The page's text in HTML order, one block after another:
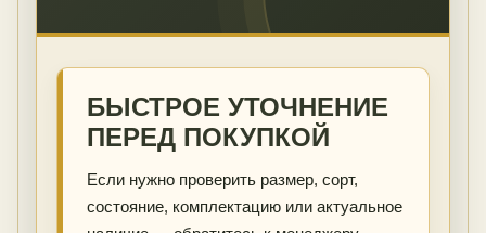
БЫСТРОЕ УТОЧНЕНИЕ
ПЕРЕД ПОКУПКОЙ
Если нужно проверить размер, сорт,
состояние, комплектацию или актуальное